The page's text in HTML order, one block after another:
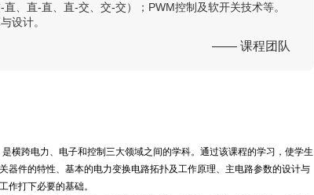
、直-直、直-交、交-交）；PWM控制及软开关技术等。
设计。
—— 课程团队
横跨电力、电子和控制三大领域之间的学科。通过该课程的学习，使学生
件的特性、基本的电力变换电路拓扑及工作原理、主电路参数的设计与
作打下必要的基础。